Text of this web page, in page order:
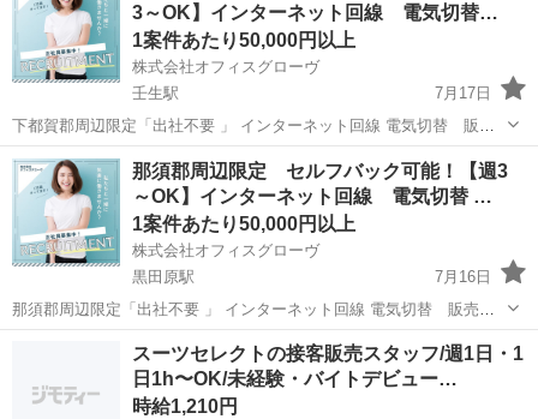
3～OK】インターネット回線 電気切替…
1案件あたり50,000円以上
株式会社オフィスグローヴ
壬生駅
7月17日
下都賀郡周辺限定「出社不要 」 インターネット回線 電気切替 販売
紹介 のお仕事です。 私たちは地域の人々に役立つ 大手通信キャリア
のインターネット回線 の商品やサービスをご案内し、ご契約いただき
ます。 【主な仕...
栃木 下都賀郡 壬生駅 営業
那須郡周辺限定 セルフバック可能！【週3
～OK】インターネット回線 電気切替 …
1案件あたり50,000円以上
株式会社オフィスグローヴ
黒田原駅
7月16日
那須郡周辺限定「出社不要 」 インターネット回線 電気切替 販売紹
介 のお仕事です。 私たちは地域の人々に役立つ 大手通信キャリアの
インターネット回線 の商品やサービスをご案内し、ご契約いただきま
す。 【主な仕事...
営業 セルフ
スーツセレクトの接客販売スタッフ/週1日・1
日1h〜OK/未経験・バイトデビュー…
時給1,210円